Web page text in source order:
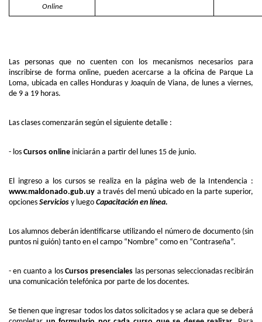
Online
Las personas que no cuenten con los mecanismos necesarios para
inscribirse de forma online, pueden acercarse a la oficina de Parque La
Loma, ubicada en calles Honduras y Joaquín de Viana, de lunes a viernes,
de 9 a 19 horas.
Las clases comenzarán según el siguiente detalle :
- los Cursos online iniciarán a partir del lunes 15 de junio.
El ingreso a los cursos se realiza en la página web de la Intendencia :
www.maldonado.gub.uy a través del menú ubicado en la parte superior,
opciones Servicios y luego Capacitación en línea.
Los alumnos deberán identificarse utilizando el número de documento (sin
puntos ni guión) tanto en el campo “Nombre” como en “Contraseña”.
- en cuanto a los Cursos presenciales las personas seleccionadas recibirán
una comunicación telefónica por parte de los docentes.
Se tienen que ingresar todos los datos solicitados y se aclara que se deberá